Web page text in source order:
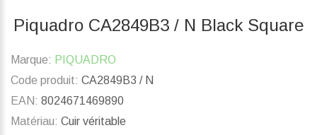
Piquadro CA2849B3 / N Black Square
Marque: PIQUADRO
Code produit: CA2849B3 / N
EAN: 8024671469890
Matériau: Cuir véritable